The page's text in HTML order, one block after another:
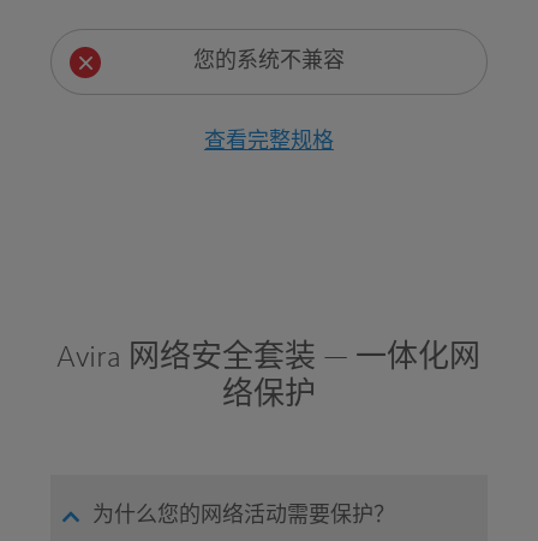
的工具栏和膨胀软件
提供优先云扫描
可以更快地扫描文件有无威胁的独特服务
100% 纯防护
您的系统不兼容
查看完整规格
Avira 网络安全套装 — 一体化网
络保护
为什么您的网络活动需要保护？